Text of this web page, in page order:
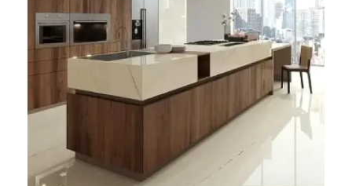
Napisao/la:
Italijanske pločice — brendovi, stilovi i cene u
Srbiji (2026)